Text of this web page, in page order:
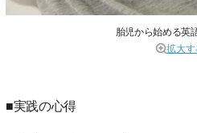
胎児から始める英
拡大す
■実践の心得